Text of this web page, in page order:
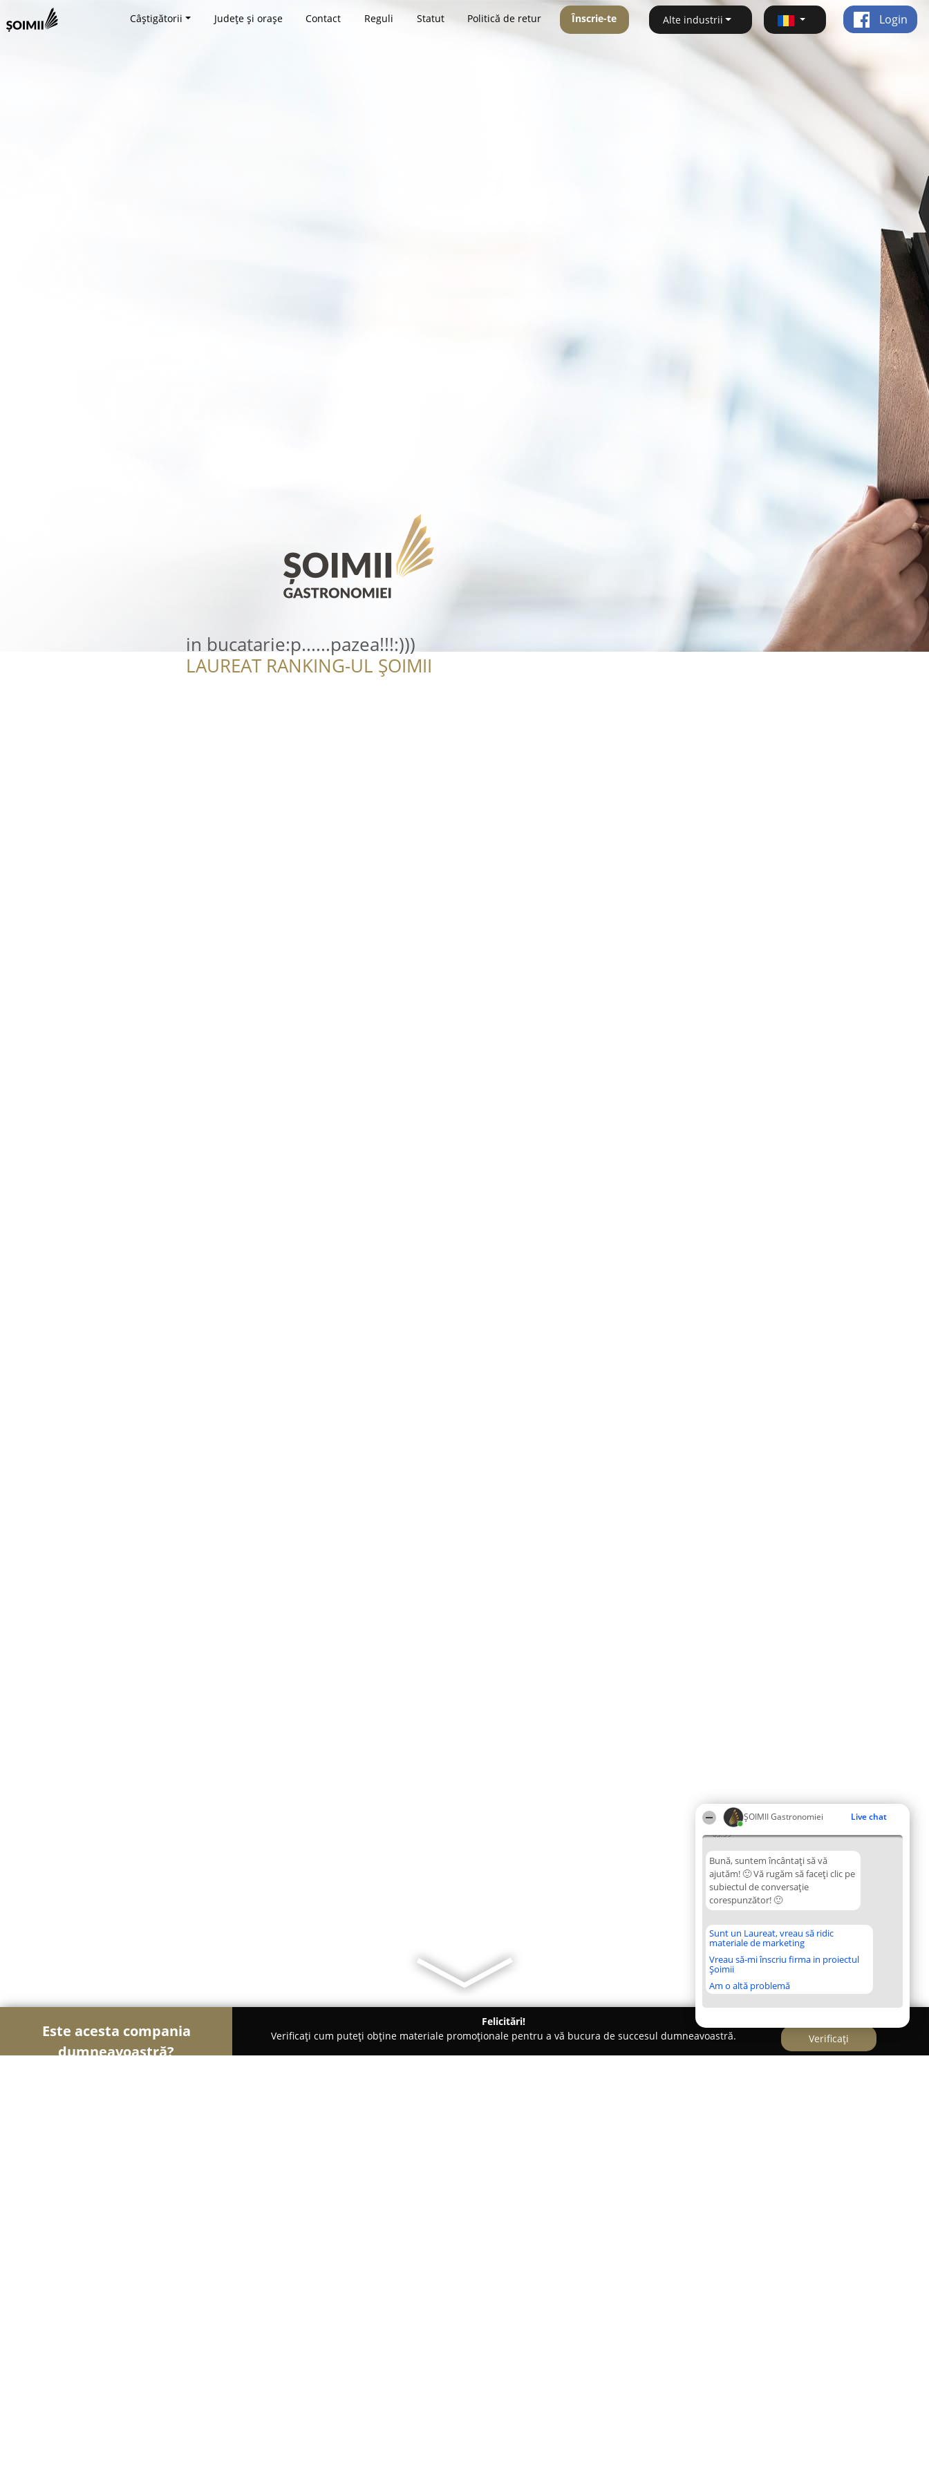
ȘOIMII Gastronomiei Live chat
03:39
Bună, suntem încântați să vă
ajutăm! 🙂 Vă rugăm să faceți clic pe
subiectul de conversație
corespunzător! 🙂
Sunt un Laureat, vreau să ridic
materiale de marketing
Vreau să-mi înscriu firma in proiectul
Șoimii
Am o altă problemă
Câștigătorii Județe și orașe Contact Reguli Statut Politică de retur Înscrie-te Alte industrii Login
in bucatarie:p......pazea!!!:)))
LAUREAT RANKING-UL ȘOIMII
Este acesta compania
dumneavoastră?
Felicitări!
Verificați cum puteți obține materiale promoționale pentru a vă bucura de succesul dumneavoastră.
Verificați